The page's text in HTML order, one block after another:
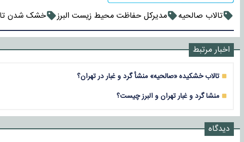
تالاب صالحیه مدیرکل حفاظت محیط زیست البرز خشک شدن
اخبار مرتبط
تالاب خشکیده «صالحیه» منشأ گرد و غبار در تهران؟
منشا گرد و غبار تهران و البرز چیست؟
دیدگاه